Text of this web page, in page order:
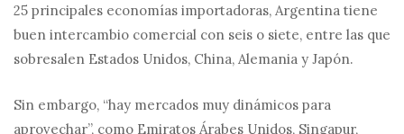
25 principales economías importadoras, Argentina tiene
buen intercambio comercial con seis o siete, entre las que
sobresalen Estados Unidos, China, Alemania y Japón.
Sin embargo, “hay mercados muy dinámicos para
aprovechar”, como Emiratos Árabes Unidos, Singapur,